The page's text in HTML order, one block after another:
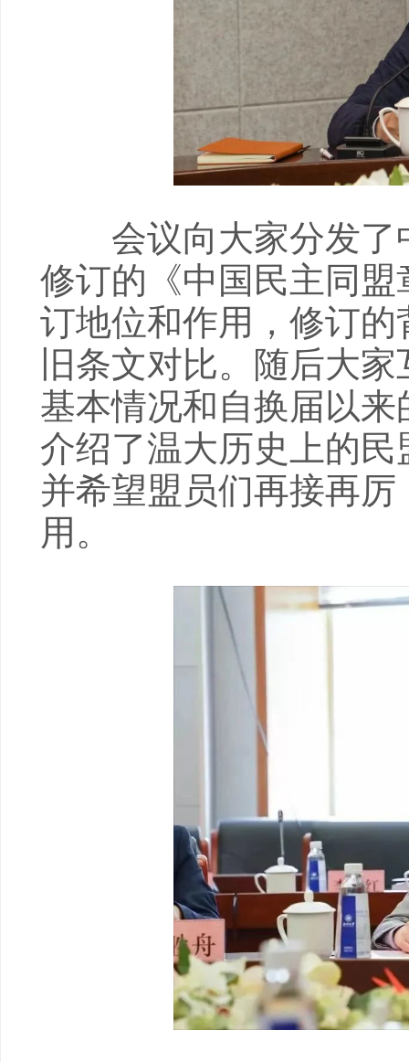
会议向大家分发了
修订的《中国民主同
订地位和作用，修订
旧条文对比。随后大
基本情况和自换届以
介绍了温大历史上的
并希望盟员们再接再
用。